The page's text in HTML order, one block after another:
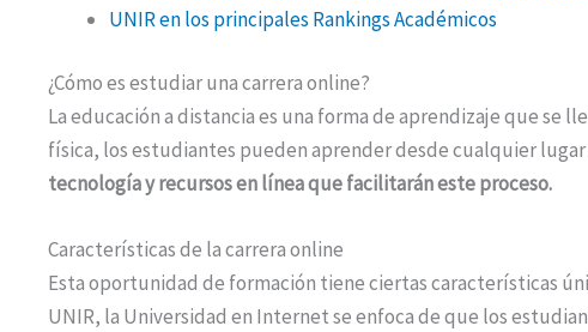
UNIR en los principales Rankings Académicos
¿Cómo es estudiar una carrera online?
La educación a distancia es una forma de aprendizaje que se
física, los estudiantes pueden aprender desde cualquier
tecnología y recursos en línea que facilitarán este proceso.
Características de la carrera online
Esta oportunidad de formación tiene ciertas características
UNIR, la Universidad en Internet se enfoca de que los